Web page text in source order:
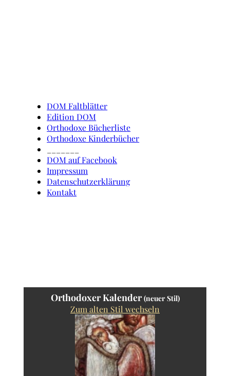
DOM Faltblätter
Edition DOM
Orthodoxe Bücherliste
Orthodoxe Kinderbücher
DOM auf Facebook
Impressum
Datenschutzerklärung
Kontakt
Orthodoxer Kalender(neuer Stil)
Zum alten Stil wechseln